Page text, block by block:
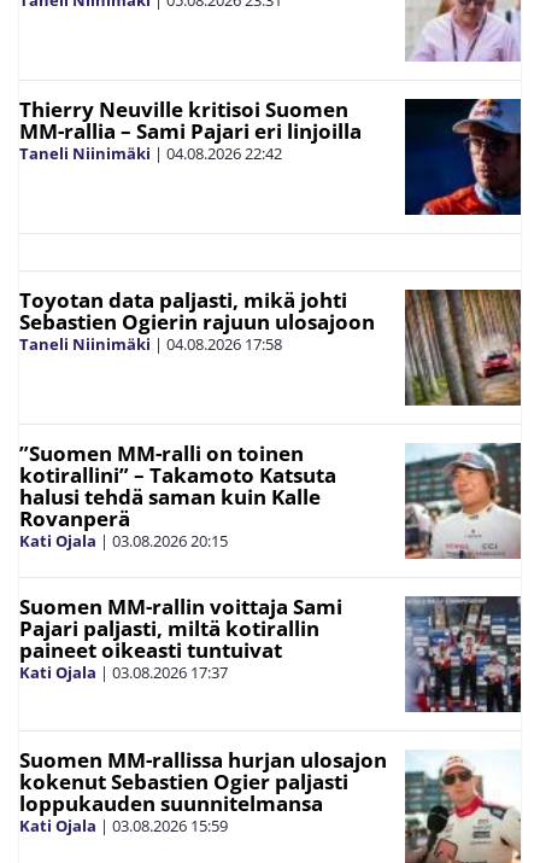
Thierry Neuville kritisoi Suomen
MM-rallia – Sami Pajari eri linjoilla
Taneli Niinimäki | 04.08.202622:42
Toyotan data paljasti, mikä johti
Sebastien Ogierin rajuun ulosajoon
Taneli Niinimäki | 04.08.2026 17:58
”Suomen MM-ralli on toinen
kotirallini” – Takamoto Katsuta
halusi tehdä saman kuin Kalle
Rovanperä
Kati Ojala | 03.08.202620:15
Suomen MM-rallin voittaja Sami
Pajari paljasti, miltä kotirallin
paineet oikeasti tuntuivat
Kati Ojala | 03.08.2026 17:37
Suomen MM-rallissa hurjan ulosajon
kokenut Sebastien Ogier paljasti
loppukauden suunnitelmansa
Kati Ojala | 03.08.2026 15:59